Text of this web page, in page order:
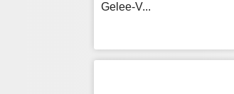
Gelee-V...